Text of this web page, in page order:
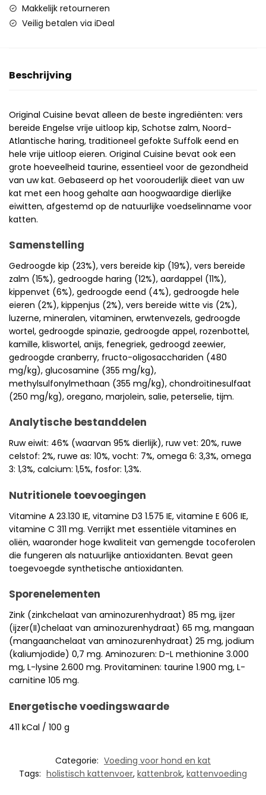
Makkelijk retourneren
Veilig betalen via iDeal
Beschrijving
Original Cuisine bevat alleen de beste ingrediënten: vers
bereide Engelse vrije uitloop kip, Schotse zalm, Noord-
Atlantische haring, traditioneel gefokte Suffolk eend en
hele vrije uitloop eieren. Original Cuisine bevat ook een
grote hoeveelheid taurine, essentieel voor de gezondheid
van uw kat. Gebaseerd op het voorouderlijk dieet van uw
kat met een hoog gehalte aan hoogwaardige dierlijke
eiwitten, afgestemd op de natuurlijke voedselinname voor
katten.
Samenstelling
Gedroogde kip (23%), vers bereide kip (19%), vers bereide
zalm (15%), gedroogde haring (12%), aardappel (11%),
kippenvet (6%), gedroogde eend (4%), gedroogde hele
eieren (2%), kippenjus (2%), vers bereide witte vis (2%),
luzerne, mineralen, vitaminen, erwtenvezels, gedroogde
wortel, gedroogde spinazie, gedroogde appel, rozenbottel,
kamille, kliswortel, anijs, fenegriek, gedroogd zeewier,
gedroogde cranberry, fructo-oligosacchariden (480
mg/kg), glucosamine (355 mg/kg),
methylsulfonylmethaan (355 mg/kg), chondroïtinesulfaat
(250 mg/kg), oregano, marjolein, salie, peterselie, tijm.
Analytische bestanddelen
Ruw eiwit: 46% (waarvan 95% dierlijk), ruw vet: 20%, ruwe
celstof: 2%, ruwe as: 10%, vocht: 7%, omega 6: 3,3%, omega
3: 1,3%, calcium: 1,5%, fosfor: 1,3%.
Nutritionele toevoegingen
Vitamine A 23.130 IE, vitamine D3 1.575 IE, vitamine E 606 IE,
vitamine C 311 mg. Verrijkt met essentiële vitamines en
oliën, waaronder hoge kwaliteit van gemengde tocoferolen
die fungeren als natuurlijke antioxidanten. Bevat geen
toegevoegde synthetische antioxidanten.
Sporenelementen
Zink (zinkchelaat van aminozurenhydraat) 85 mg, ijzer
(ijzer(II)chelaat van aminozurenhydraat) 65 mg, mangaan
(mangaanchelaat van aminozurenhydraat) 25 mg, jodium
(kaliumjodide) 0,7 mg. Aminozuren: D-L methionine 3.000
mg, L-lysine 2.600 mg. Provitaminen: taurine 1.900 mg, L-
carnitine 105 mg.
Energetische voedingswaarde
411 kCal / 100 g
Categorie: Voeding voor hond en kat
Tags: holistisch kattenvoer, kattenbrok, kattenvoeding